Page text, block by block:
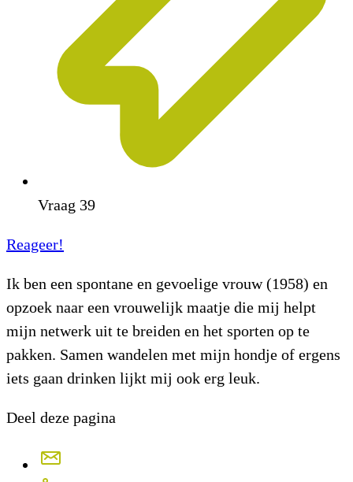
Vraag 39
Reageer!
Ik ben een spontane en gevoelige vrouw (1958) en
opzoek naar een vrouwelijk maatje die mij helpt
mijn netwerk uit te breiden en het sporten op te
pakken. Samen wandelen met mijn hondje of ergens
iets gaan drinken lijkt mij ook erg leuk.
Deel deze pagina